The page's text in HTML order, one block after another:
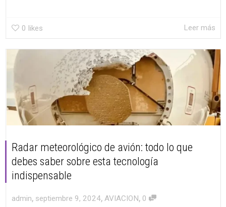
0 likes Leer más
Radar meteorológico de avión: todo lo que
debes saber sobre esta tecnología
indispensable
admin, septiembre 9, 2024, AVIACION, 0